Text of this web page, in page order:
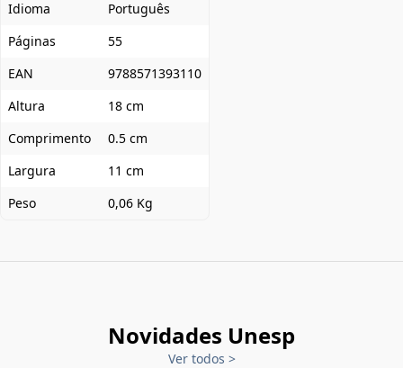
Idioma
Português
Páginas
55
EAN
9788571393110
Altura
18 cm
Comprimento
0.5 cm
Largura
11 cm
Peso
0,06 Kg
Novidades Unesp
Ver todos >